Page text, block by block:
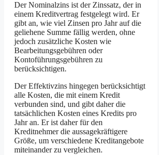
Der Nominalzins ist der Zinssatz, der in
einem Kreditvertrag festgelegt wird. Er
gibt an, wie viel Zinsen pro Jahr auf die
geliehene Summe fällig werden, ohne
jedoch zusätzliche Kosten wie
Bearbeitungsgebühren oder
Kontoführungsgebühren zu
berücksichtigen.
Der Effektivzins hingegen berücksichtigt
alle Kosten, die mit einem Kredit
verbunden sind, und gibt daher die
tatsächlichen Kosten eines Kredits pro
Jahr an. Er ist daher für den
Kreditnehmer die aussagekräftigere
Größe, um verschiedene Kreditangebote
miteinander zu vergleichen.